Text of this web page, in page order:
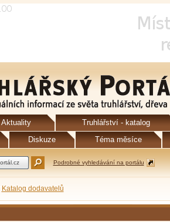
Aktuality
Truhlářství - katalog
Diskuze Téma měsíce
Podrobné vyhledávání na portálu
Katalog dodavatelů